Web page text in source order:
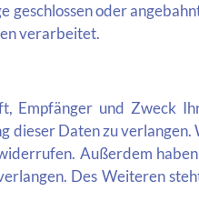
oder
verarbeitet.
und Zweck
dieser Daten zu
Außerdem
Des Weiteren